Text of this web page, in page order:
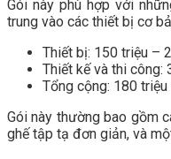
Gói này phù hợp với
trung vào các thiết bị cơ
Thiết bị: 150 triệu –
Thiết kế và thi công:
Tổng cộng: 180
Gói này thường bao gồm
ghế tập tạ đơn giản, và